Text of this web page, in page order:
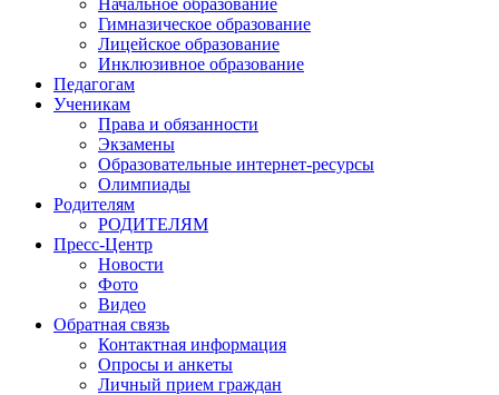
Начальное образование
Гимназическое образование
Лицейское образование
Инклюзивное образование
Педагогам
Ученикам
Права и обязанности
Экзамены
Образовательные интернет-ресурсы
Олимпиады
Родителям
РОДИТЕЛЯМ
Пресс-Центр
Новости
Фото
Видео
Обратная связь
Контактная информация
Опросы и анкеты
Личный прием граждан